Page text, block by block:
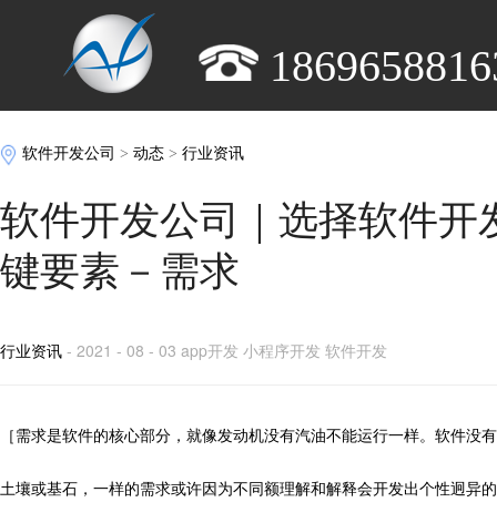
软件开发公司 >动态 >行业资讯
软件开发公司｜选择软件开
键要素－需求
行业资讯 - 2021 - 08 - 03 app开发 小程序开发 软件开发
［需求是软件的核心部分，就像发动机没有汽油不能运行一样。软件没
土壤或基石，一样的需求或许因为不同额理解和解释会开发出个性迥异